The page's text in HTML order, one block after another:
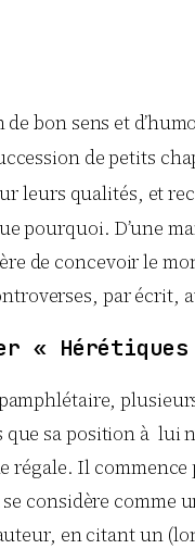
bon sens et
de petits
leurs qualités, et
pourquoi. D’une
de concevoir le
par écrit,
«
sa position à lui
régale. Il
considère comme
en citant un